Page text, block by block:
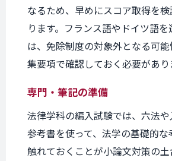
なるため、早めにスコア取得を
ります。フランス語やドイツ語
は、免除制度の対象外となる可
集要項で確認しておく必要があり
専門・筆記の準備
法律学科の編入試験では、六法
参考書を使って、法学の基礎的
触れておくことが小論文対策の土